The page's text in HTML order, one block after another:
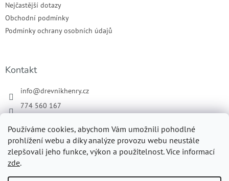
Používáme cookies, abychom Vám umožnili pohodlné
prohlížení webu a díky analýze provozu webu neustále
zlepšovali jeho funkce, výkon a použitelnost. Více informací
zde.
Nejčastější dotazy
Obchodní podmínky
Podmínky ochrany osobních údajů
Kontakt
info@drevnikhenry.cz
774 560 167